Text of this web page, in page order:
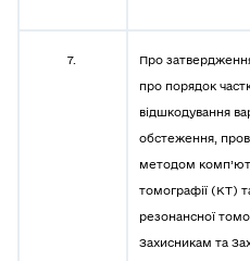
7.
Про
про порядок
відшкодування
обстеження,
методом
томографії (КТ)
резонансної
Захисникам та